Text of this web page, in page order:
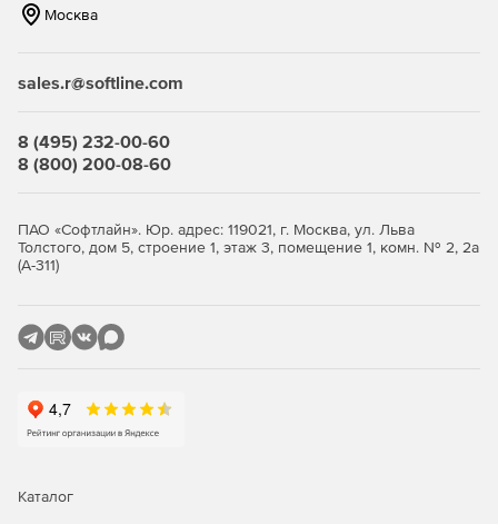
модификации.
поддержка индивидуальных и коллективных
поддержка большое количество периферийных
аудит действий пользователей и администраторов;
поддержку оптимизированной работы с платформами
Москва
sales.r@softline.com
8 (495) 232-00-60
8 (800) 200-08-60
ПАО «Софтлайн». Юр. адрес: 119021, г. Москва, ул. Льва
Толстого, дом 5, строение 1, этаж 3, помещение 1, комн. № 2, 2а
(А-311)
Каталог